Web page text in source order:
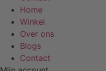
Home
Winkel
Over ons
Blogs
Contact